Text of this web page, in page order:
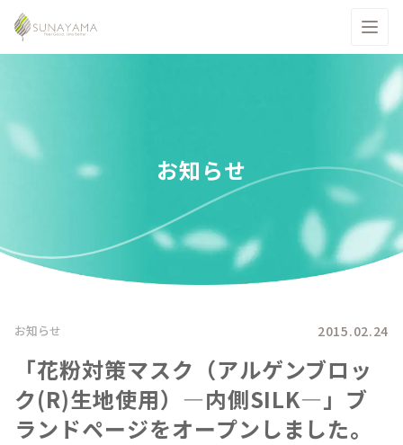
お知らせ
お知らせ 2015.02.24
「花粉対策マスク（アルゲンブロッ
ク(R)生地使用）―内側SILK―」ブ
ランドページをオープンしました。